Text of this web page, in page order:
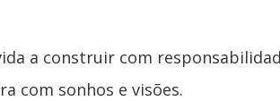
a construir com
com sonhos e visões.